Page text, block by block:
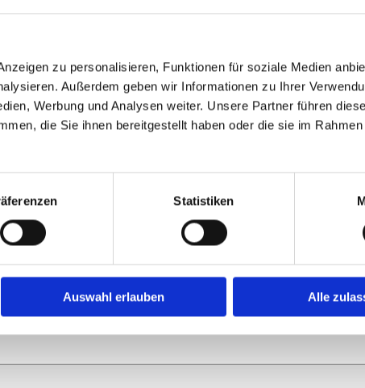
zu personalisieren, Funktionen für soziale Medien
Außerdem geben wir Informationen zu Ihrer
Werbung und Analysen weiter. Unsere Partner führen
die Sie ihnen bereitgestellt haben oder die sie im
Statistiken
Auswahl erlauben Alle